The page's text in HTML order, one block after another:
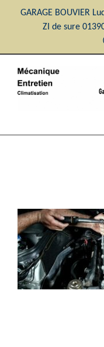
GARAGE BOUVIER
ZI de sure